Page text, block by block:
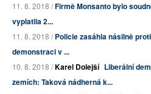
11. 8. 2018 /Firmě Monsanto bylo
vyplatila 2...
11. 8. 2018 /Policie zasáhla násilně
demonstraci v ...
10. 8. 2018 /Karel Dolejší Liberální
zemích: Taková nádherná k...